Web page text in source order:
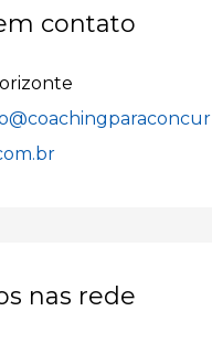
contato
nas rede